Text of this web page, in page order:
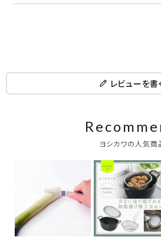
レビューを書
ヨシカワの人気商